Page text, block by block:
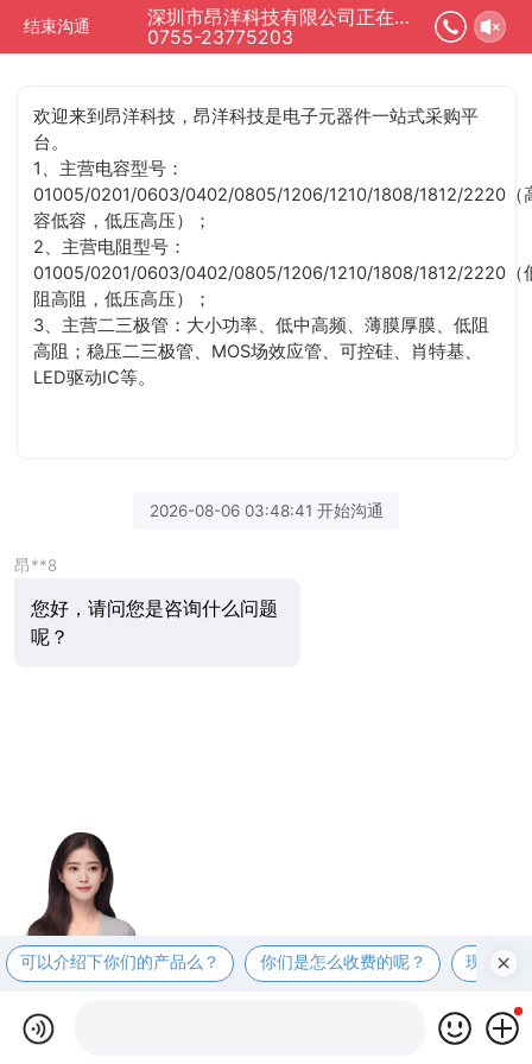
结束沟通
深圳市昂洋科技有限公司正在为您服务
0755-23775203
欢迎来到昂洋科技，昂洋科技是电子元器件一站式采购平
台。
1、主营电容型号：
01005/0201/0603/0402/0805/1206/1210/1808/1812/2220（
容低容，低压高压）；
2、主营电阻型号：
01005/0201/0603/0402/0805/1206/1210/1808/1812/2220（
阻高阻，低压高压）；
3、主营二三极管：大小功率、低中高频、薄膜厚膜、低阻
高阻；稳压二三极管、MOS场效应管、可控硅、肖特基、
LED驱动IC等。
2026-08-06 03:48:41 开始沟通
昂**8
您好，请问您是咨询什么问题
呢？
可以介绍下你们的产品么？ 你们是怎么收费的呢？ 现在有